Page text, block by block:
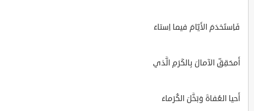
فَاِستَخدَمَ الأَيّامَ فيما اِستاءَ
أَمحَقِقِّ الآمالَ بِالكَرَمِ الَّذي
أَحيا العُفاةَ وَبَخَّلَ الكُرَماءَ